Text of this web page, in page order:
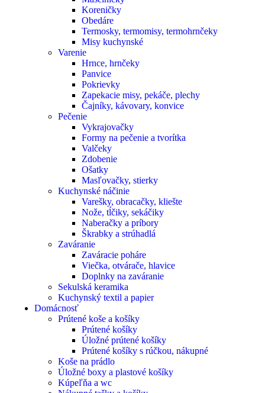
Koreničky
Obedáre
Termosky, termomisy, termohrnčeky
Misy kuchynské
Varenie
Hrnce, hrnčeky
Panvice
Pokrievky
Zapekacie misy, pekáče, plechy
Čajníky, kávovary, konvice
Pečenie
Vykrajovačky
Formy na pečenie a tvorítka
Valčeky
Zdobenie
Ošatky
Masľovačky, stierky
Kuchynské náčinie
Varešky, obracačky, kliešte
Nože, tĺčiky, sekáčiky
Naberačky a príbory
Škrabky a strúhadlá
Zaváranie
Zaváracie poháre
Viečka, otvárače, hlavice
Doplnky na zaváranie
Sekulská keramika
Kuchynský textil a papier
Domácnosť
Prútené koše a košíky
Prútené košíky
Úložné prútené košíky
Prútené košíky s rúčkou, nákupné
Koše na prádlo
Úložné boxy a plastové košíky
Kúpeľňa a wc